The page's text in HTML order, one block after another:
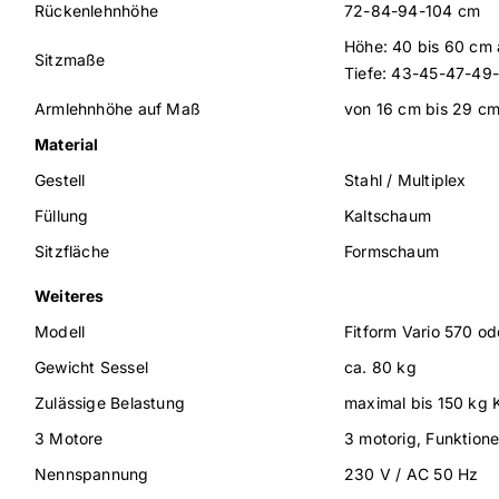
Rückenlehnhöhe
72-84-94-104 cm
Sitzmaße
Höhe: 40 bis 60
Tiefe: 43-45-47-
Armlehnhöhe auf Maß
von 16 cm bis 29
Material
Gestell
Stahl / Multiplex
Füllung
Kaltschaum
Sitzfläche
Formschaum
Weiteres
Modell
Fitform Vario 570
Gewicht Sessel
ca. 80 kg
Zulässige Belastung
maximal bis 150 kg
3 Motore
3 motorig,
Nennspannung
230 V / AC 50 Hz